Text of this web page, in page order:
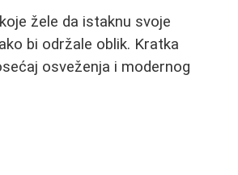
žele da istaknu svoje
bi održale oblik. Kratka
osveženja i modernog